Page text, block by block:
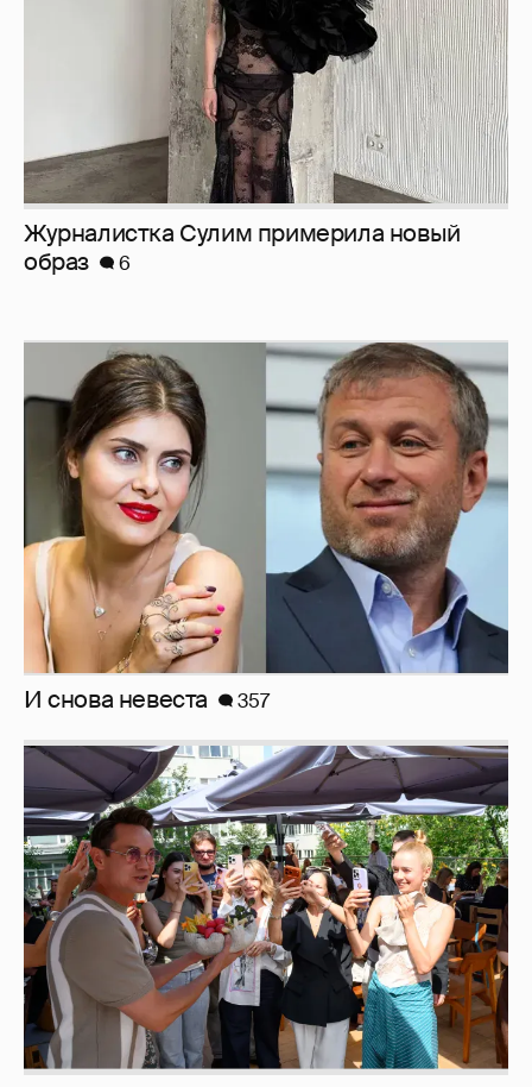
Журналистка Сулим примерила новый
образ
6
И снова невеста 357